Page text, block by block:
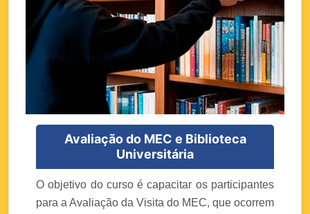
Avaliação do MEC e Biblioteca
Universitária
O objetivo do curso é capacitar os participantes
para a Avaliação da Visita do MEC, que ocorrem